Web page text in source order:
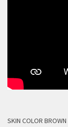
SKIN COLOR BROWN